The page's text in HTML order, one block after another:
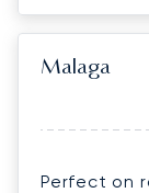
Malaga
Perfect on